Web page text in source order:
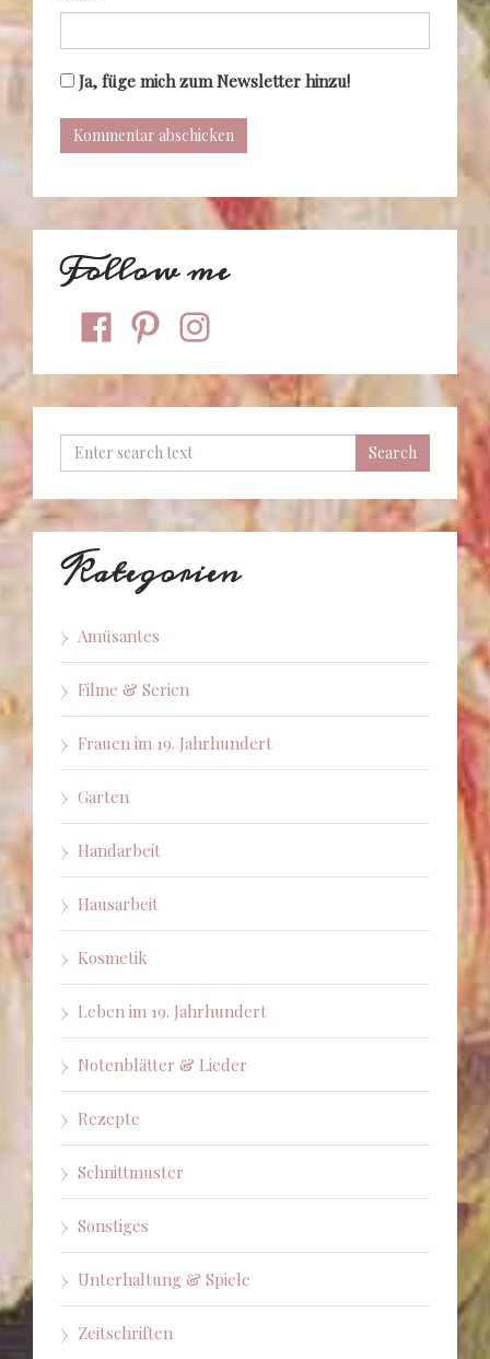
Ja, füge mich zum Newsletter hinzu!
Follow me
facebookpinterestinstagram
Kategorien
Amüsantes
Filme & Serien
Frauen im 19. Jahrhundert
Garten
Handarbeit
Hausarbeit
Kosmetik
Leben im 19. Jahrhundert
Notenblätter & Lieder
Rezepte
Schnittmuster
Sonstiges
Unterhaltung & Spiele
Zeitschriften